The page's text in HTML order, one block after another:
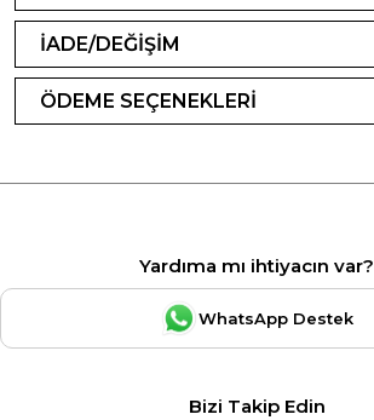
İADE/DEĞİŞİM
ÖDEME SEÇENEKLERİ
Yardıma mı ihtiyacın var?
WhatsApp Destek
Bizi Takip Edin